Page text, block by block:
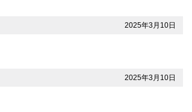
2025年3月10日
2025年3月10日